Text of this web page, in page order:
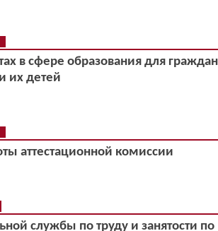
в сфере образования для
их детей
аттестационной комиссии
службы по труду и занятости